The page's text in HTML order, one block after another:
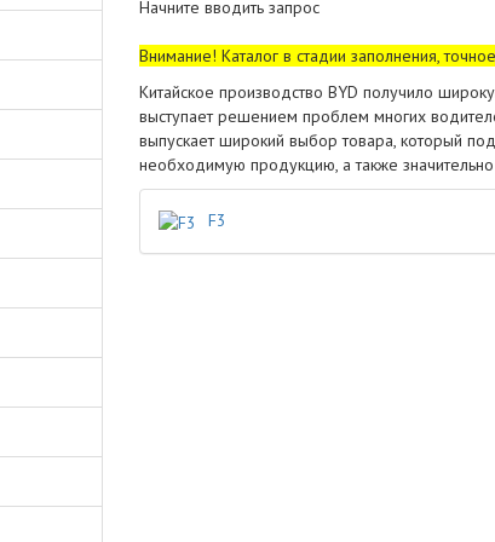
Начните вводить запрос
Внимание! Каталог в стадии заполнения,
Китайское производство BYD получило
выступает решением проблем многих
выпускает широкий выбор товара, который
необходимую продукцию, а также
F3